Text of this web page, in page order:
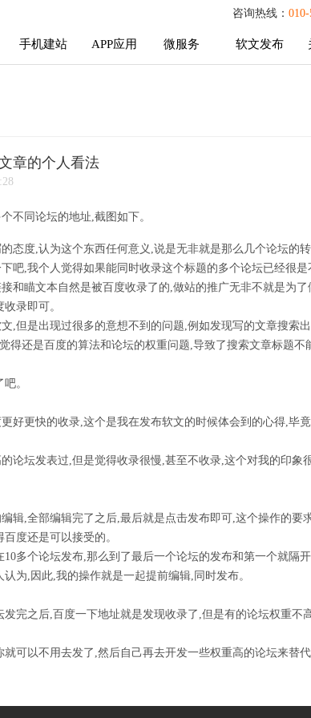
咨询热线：
软文发布
软文发布
微服务
微服务
APP应用
APP应用
手机建站
手机建站
章的个人看法
不同论坛的地址,截图如下。
态度,认为这个东西任何意义,说是无非就是那么几个论坛的
,我个人觉得如果能同时收录这个标题的多个论坛已经很是
和瞄文本自然是被百度收录了的,做站的推广无非不就是为了
录即可。
,但是出现过很多的意想不到的问题,例如发现写的文章搜索
还是百度的算法和论坛的权重问题,导致了搜索文章标题不
。
好更快的收录,这个是我在发布软文的时候体会到的心得,毕
论坛发表过,但是觉得收录很慢,甚至不收录,这个对我的印象
辑,全部编辑完了之后,最后就是点击发布即可,这个操作的要
度还是可以接受的。
多个论坛发布,那么到了最后一个论坛的发布和第一个就隔
为,因此,我的操作就是一起提前编辑,同时发布。
完之后,百度一下地址就是发现收录了,但是有的论坛权重不
可以不用去发了,然后自己再去开发一些权重高的论坛来替